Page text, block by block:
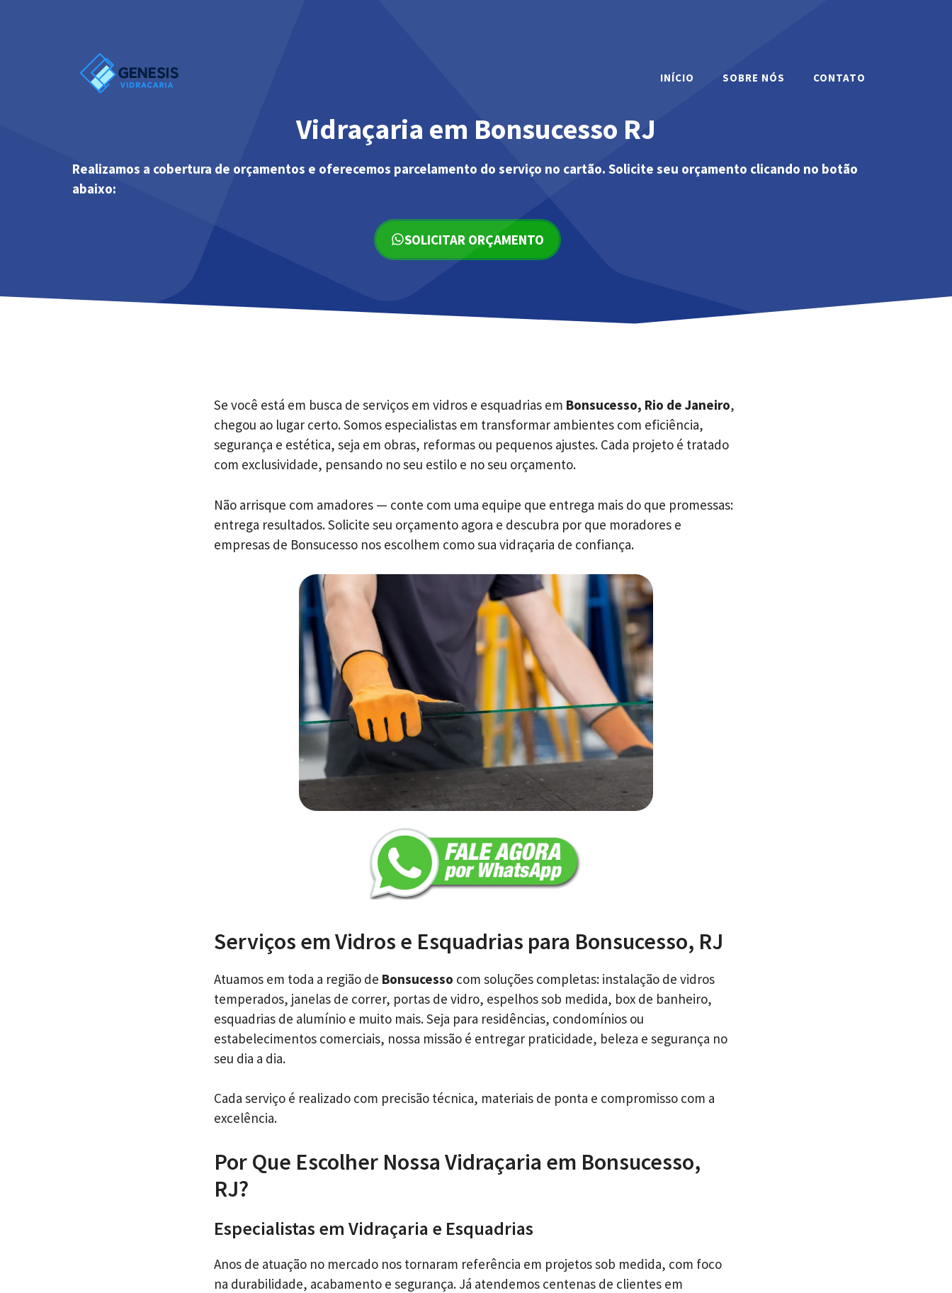
INÍCIO SOBRE NÓS CONTATO
Vidraçaria em Bonsucesso RJ
Realizamos a cobertura de orçamentos e oferecemos parcelamento do serviço no cartão. Solicite seu orçamento clicando no botão
abaixo:
SOLICITAR ORÇAMENTO
Se você está em busca de serviços em vidros e esquadrias em Bonsucesso, Rio de Janeiro,
chegou ao lugar certo. Somos especialistas em transformar ambientes com eficiência,
segurança e estética, seja em obras, reformas ou pequenos ajustes. Cada projeto é tratado
com exclusividade, pensando no seu estilo e no seu orçamento.
Não arrisque com amadores — conte com uma equipe que entrega mais do que promessas:
entrega resultados. Solicite seu orçamento agora e descubra por que moradores e
empresas de Bonsucesso nos escolhem como sua vidraçaria de confiança.
Serviços em Vidros e Esquadrias para Bonsucesso, RJ
Atuamos em toda a região de Bonsucesso com soluções completas: instalação de vidros
temperados, janelas de correr, portas de vidro, espelhos sob medida, box de banheiro,
esquadrias de alumínio e muito mais. Seja para residências, condomínios ou
estabelecimentos comerciais, nossa missão é entregar praticidade, beleza e segurança no
seu dia a dia.
Cada serviço é realizado com precisão técnica, materiais de ponta e compromisso com a
excelência.
Por Que Escolher Nossa Vidraçaria em Bonsucesso,
RJ?
Especialistas em Vidraçaria e Esquadrias
Anos de atuação no mercado nos tornaram referência em projetos sob medida, com foco
na durabilidade, acabamento e segurança. Já atendemos centenas de clientes em